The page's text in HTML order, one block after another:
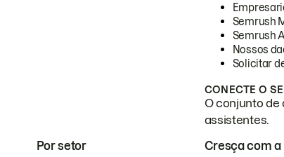
Semrush
Semrush
Nossos
Solicitar
CONECTE O
O conjunto de
assistentes.
Por setor Cresça com a